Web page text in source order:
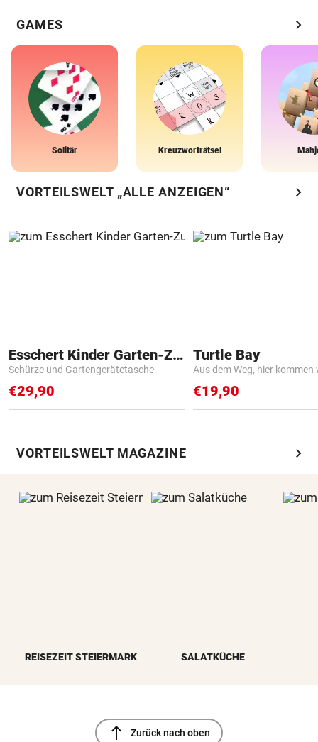
GAMES chevron_right
Solitär Kreuzworträtsel
VORTEILSWELT „ALLE ANZEIGEN“ chevron_right
Esschert Kinder Garten-Zubehör
Schürze und Gartengerätetasche
€29,90
Turtle Bay
Aus dem Weg, hier kommen
€19,90
VORTEILSWELT MAGAZINE chevron_right
REISEZEIT STEIERMARK SALATKÜCHE
north Zurück nach oben